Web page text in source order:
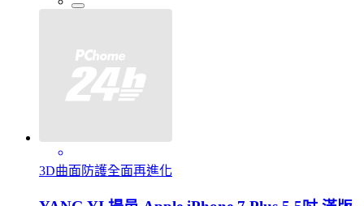
3D曲面防護全面再進化